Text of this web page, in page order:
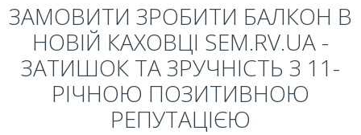
ЗАМОВИТИ ЗРОБИТИ БАЛКОН В
НОВІЙ КАХОВЦІ SEM.RV.UA -
ЗАТИШОК ТА ЗРУЧНІСТЬ З 11-
РІЧНОЮ ПОЗИТИВНОЮ
РЕПУТАЦІЄЮ